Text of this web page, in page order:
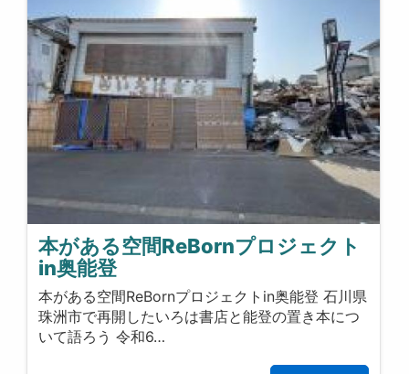
本がある空間ReBornプロジェクト
in奥能登
本がある空間ReBornプロジェクトin奥能登 石川県
珠洲市で再開したいろは書店と能登の置き本につ
いて語ろう 令和6…